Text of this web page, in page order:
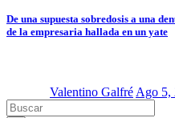
De una supuesta sobredosis a una
de la empresaria hallada en un yate
Valentino GalfréAgo 5,